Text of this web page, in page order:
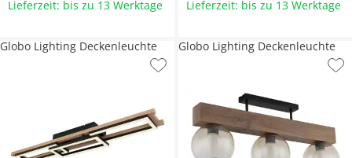
Lieferzeit: bis zu 13 Werktage Lieferzeit: bis zu 13 Werktage
Globo Lighting Deckenleuchte Globo Lighting Deckenleuchte